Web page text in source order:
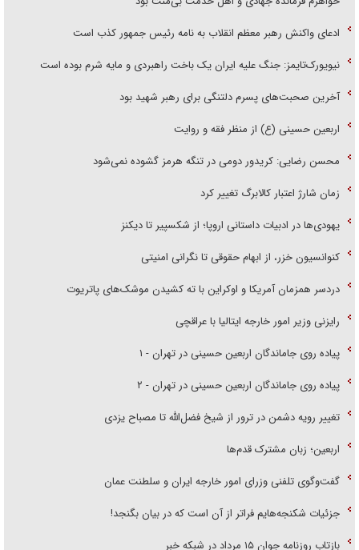
ادعای واکنش رهبر معظم انقلاب به نامه رئیس جمهور کذب است
نیویورک‌تایمز: جنگ علیه ایران یک باخت راهبردی و مایه شرم بوده است
آخرین صحبت‌های پسرم دلتنگی برای رهبر شهید بود
اربعین حسینی (ع) از منظر فقه و روایت
محسن رضایی: کریدور دومی در تنگه هرمز گشوده نمی‌شود
زمان شارژ اعتبار کالابرگ تغییر کرد
یهودی‌ها در ادبیات داستانی اروپا؛ از شکسپیر تا دیکنز
کنوانسیون خزر، از ابهام حقوقی تا نگرانی امنیتی
دردسر همزمان آمریکا و اوکراین با ته کشیدن موشک‌های پاتریوت
رایزنی وزیر امور خارجه ایتالیا با عراقچی
پیاده روی جاماندگان اربعین حسینی در تهران - ۱
پیاده روی جاماندگان اربعین حسینی در تهران - ۲
تغییر رویه دشمن در ترور از شیخ فضل‌الله تا مصباح یزدی
اربعین؛ زبان مشترک قدم‌ها
گفت‌وگوی تلفنی وزرای امور خارجه ایران و سلطنت عمان
جزئیات شکنجه‌هایم فراتر از آن است که در بیان بگنجد!
بازتاب روزنامه جوان ۱۵ مرداد در شبکه خبر